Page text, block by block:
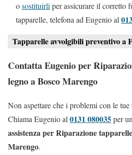
osostituirliper assicurare il corretto
tapparelle, telefona ad Eugenio al
Tapparelle avvolgibili preventivo a
Contatta Eugenio per
legno a Bosco Marengo
Non aspettare che i problemi con le
Chiama Eugenio al 0131 080035per
assistenza per Riparazione
Marengo.